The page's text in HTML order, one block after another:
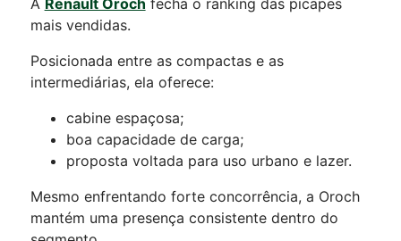
A Renault Oroch fecha o ranking das picapes
mais vendidas.
Posicionada entre as compactas e as
intermediárias, ela oferece:
cabine espaçosa;
boa capacidade de carga;
proposta voltada para uso urbano e lazer.
Mesmo enfrentando forte concorrência, a Oroch
mantém uma presença consistente dentro do